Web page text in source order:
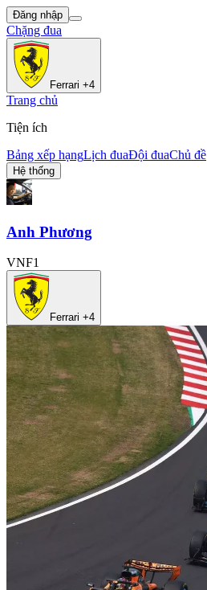
Đăng nhập
Chặng đua
Ferrari +4
Trang chủ
Tiện ích
Bảng xếp hạngLịch đuaĐội đuaChủ đề
Hệ thống
Anh Phương
VNF1
Ferrari +4